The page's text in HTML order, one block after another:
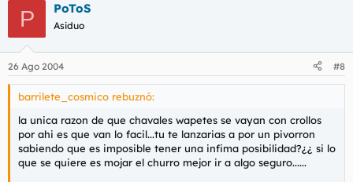
P PoToS
Asiduo
26 Ago 2004 #8
barrilete_cosmico rebuznó:
la unica razon de que chavales wapetes se vayan con crollos
por ahi es que van lo facil...tu te lanzarias a por un pivorron
sabiendo que es imposible tener una infima posibilidad?¿¿ si lo
que se quiere es mojar el churro mejor ir a algo seguro......